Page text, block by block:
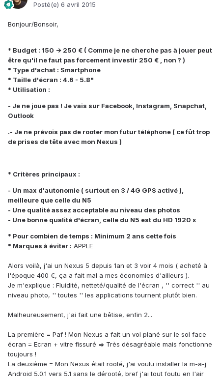
Posté(e) 6 avril 2015
Bonjour/Bonsoir,
* Budget : 150 -> 250 € ( Comme je ne cherche pas à jouer peut
être qu'il ne faut pas forcement investir 250 € , non ? )
* Type d'achat : Smartphone
* Taille d'écran : 4.6 - 5.8"
* Utilisation :
- Je ne joue pas ! Je vais sur Facebook, Instagram, Snapchat,
Outlook
.- Je ne prévois pas de rooter mon futur téléphone ( ce fût trop
de prises de tête avec mon Nexus )
* Critères principaux :
- Un max d'autonomie ( surtout en 3 / 4G GPS activé ),
meilleure que celle du N5
- Une qualité assez acceptable au niveau des photos
- Une bonne qualité d'écran, celle du N5 est du HD 1920 x
* Pour combien de temps : Minimum 2 ans cette fois
* Marques à éviter : APPLE
Alors voilà, j'ai un Nexus 5 depuis 1an et 3 voir 4 mois ( acheté à
l'époque 400 €, ça a fait mal a mes économies d'ailleurs ).
Je m'explique : Fluidité, netteté/qualité de l'écran , '' correct '' au
niveau photo, '' toutes '' les applications tournent plutôt bien.
Malheureusement, j'ai fait une bêtise, enfin 2...
La première = Paf ! Mon Nexus a fait un vol plané sur le sol face
écran = Ecran + vitre fissuré => Très désagréable mais fonctionne
toujours !
La deuxième = Mon Nexus était rooté, j'ai voulu installer la m-a-j
Android 5.0.1 vers 5.1 sans le dérooté, bref j'ai tout foutu en l'air